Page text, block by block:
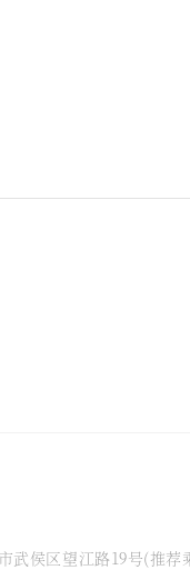
武侯区望江路19号(推荐